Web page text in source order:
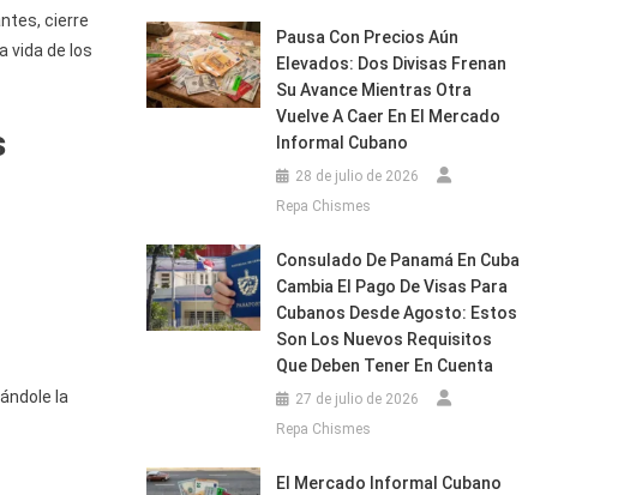
cierre
vida de los
la
Pausa Con Precios Aún
Elevados: Dos Divisas Frenan
Su Avance Mientras Otra
Vuelve A Caer En El Mercado
Informal Cubano
28 de julio de 2026
Repa Chismes
Consulado De Panamá En Cuba
Cambia El Pago De Visas Para
Cubanos Desde Agosto: Estos
Son Los Nuevos Requisitos
Que Deben Tener En Cuenta
27 de julio de 2026
Repa Chismes
El Mercado Informal Cubano